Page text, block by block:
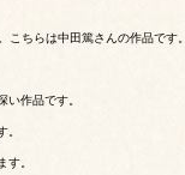
ちらは中田篤さんの作品です。
作品です。
。
す。